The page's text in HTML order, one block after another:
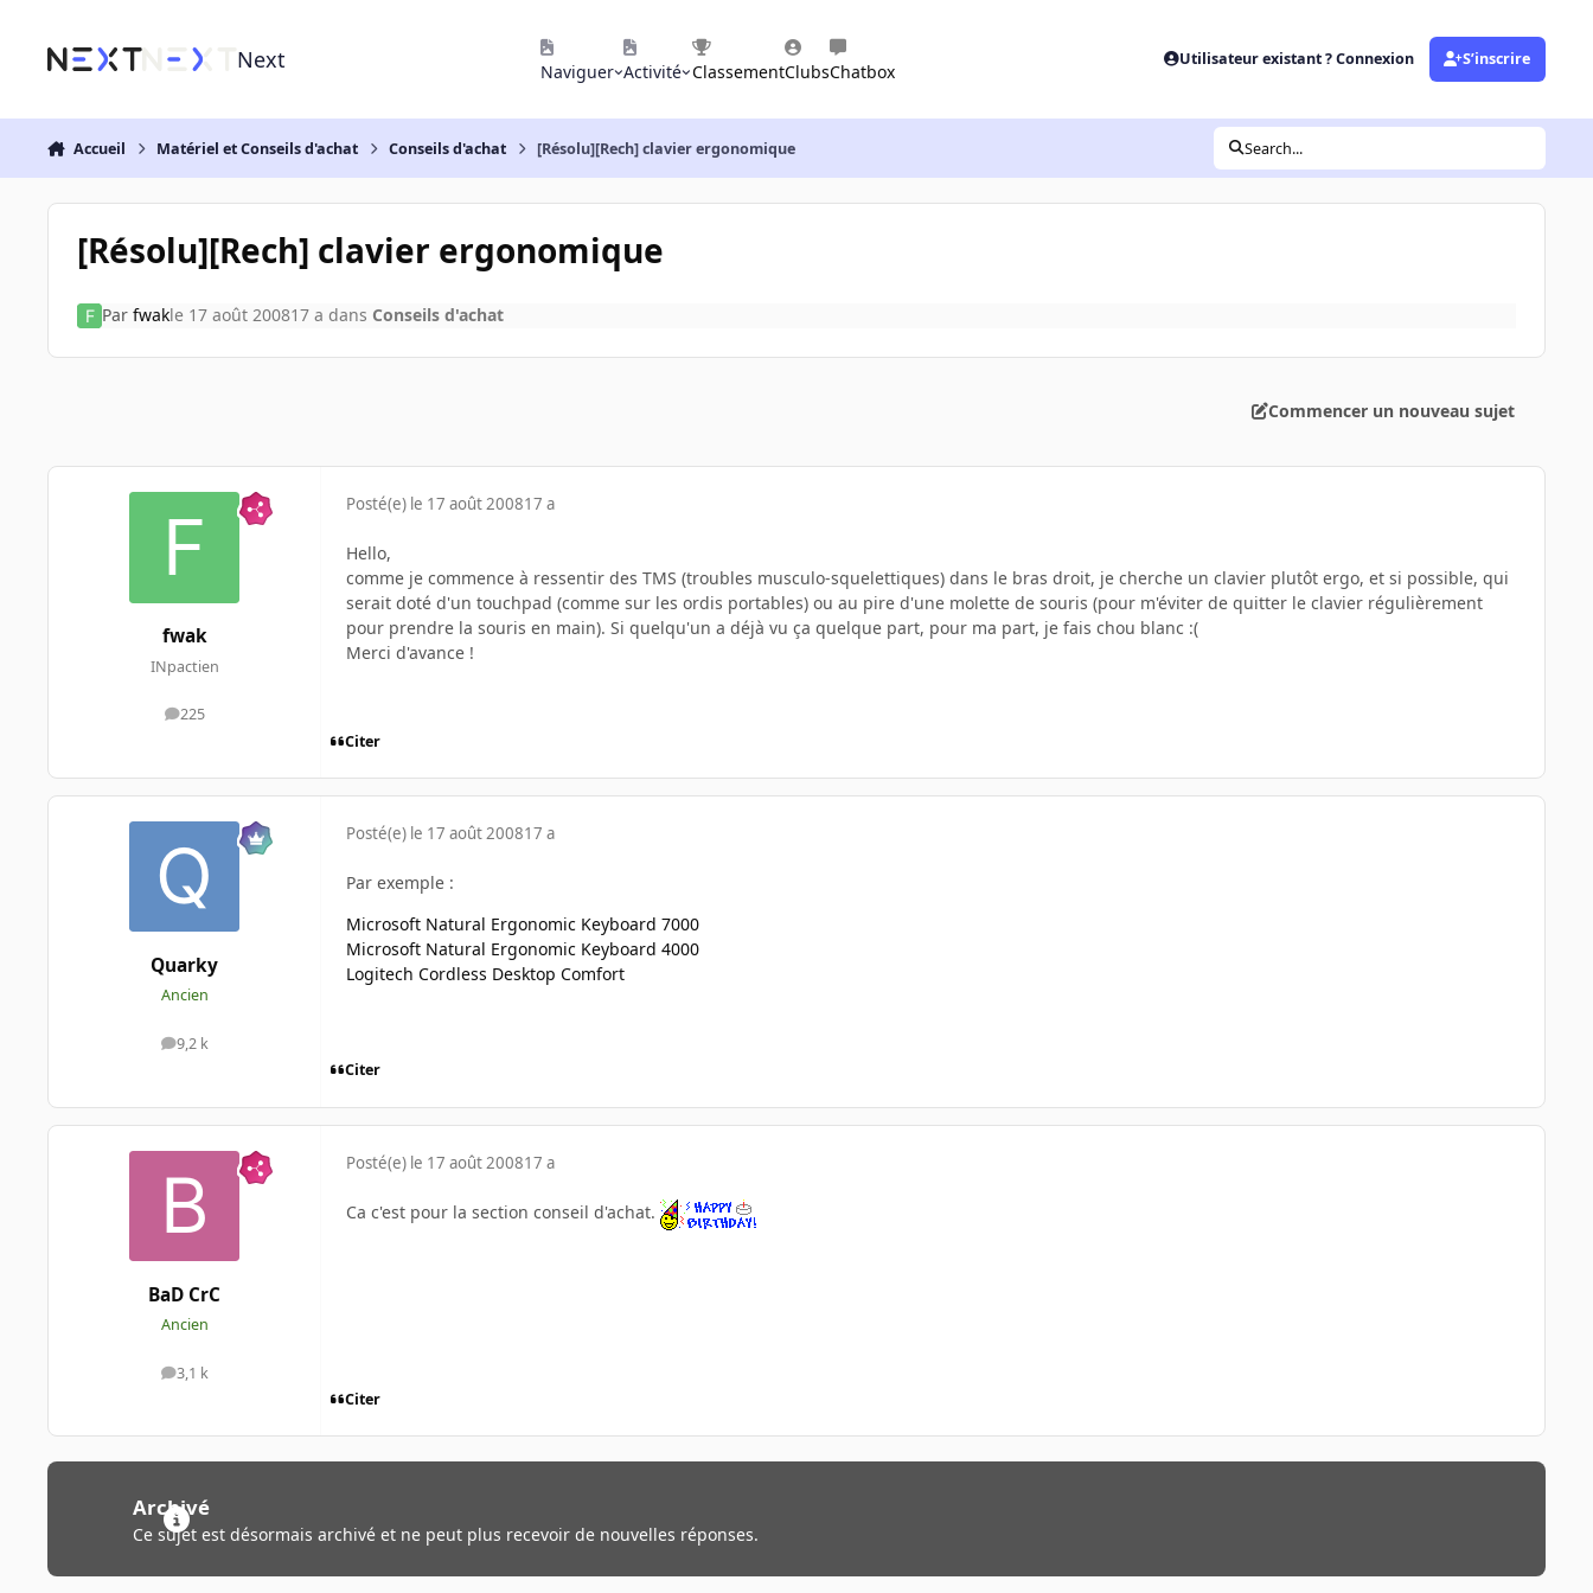
Next Naviguer Activité ClassementClubsChatbox
Utilisateur existant ? Connexion S’inscrire
Accueil Matériel et Conseils d'achat Conseils d'achat [Résolu][Rech] clavier ergonomique Search...
[Résolu][Rech] clavier ergonomique
Par fwakle 17 août 200817 a dans Conseils d'achat
Commencer un nouveau sujet
fwak
INpactien
225
messages
Posté(e) le 17 août 200817 a
Hello,
comme je commence à ressentir des TMS (troubles musculo-squelettiques) dans le bras droit, je cherche un clavier plutôt ergo, et si possible, qui
serait doté d'un touchpad (comme sur les ordis portables) ou au pire d'une molette de souris (pour m'éviter de quitter le clavier régulièrement
pour prendre la souris en main). Si quelqu'un a déjà vu ça quelque part, pour ma part, je fais chou blanc :(
Merci d'avance !
Citer
Quarky
Ancien
9,2 k
messages
Posté(e) le 17 août 200817 a
Par exemple :
Microsoft Natural Ergonomic Keyboard 7000
Microsoft Natural Ergonomic Keyboard 4000
Logitech Cordless Desktop Comfort
Citer
BaD CrC
Ancien
3,1 k
messages
Posté(e) le 17 août 200817 a
Ca c'est pour la section conseil d'achat.
Citer
Archivé
Ce sujet est désormais archivé et ne peut plus recevoir de nouvelles réponses.